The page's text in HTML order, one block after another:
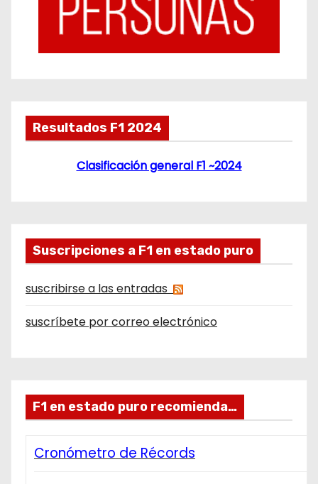
Resultados F1 2024
Clasificación general F1 ~2024
Suscripciones a F1 en estado puro
suscribirse a las entradas
suscríbete por correo electrónico
F1 en estado puro recomienda…
Cronómetro de Récords